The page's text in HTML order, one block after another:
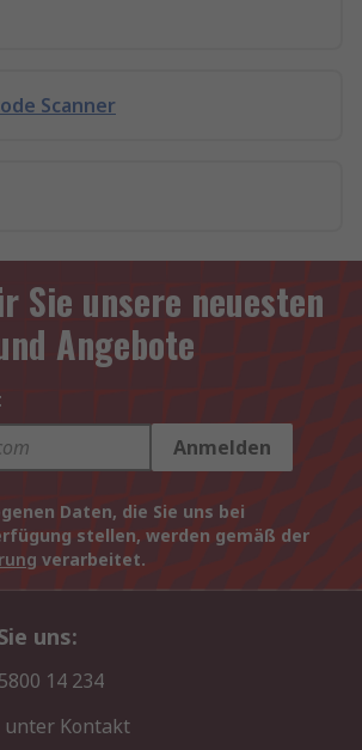
Scanner
Sie unsere neuesten
Angebote
Anmelden
Daten, die Sie uns bei
stellen, werden gemäß der
verarbeitet.
uns:
14 234
unter Kontakt